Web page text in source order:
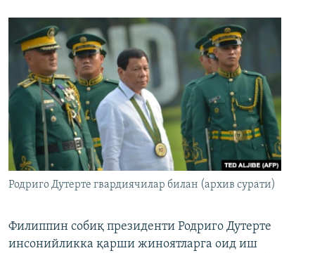
Родриго Дутерте гвардиячилар билан (архив сурати)
Филиппин собиқ президенти Родриго Дутерте
инсонийликка қарши жиноятларга оид иш